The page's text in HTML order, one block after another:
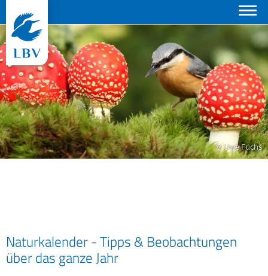
© Uwe Fuchs
Naturkalender - Tipps & Beobachtungen
über das ganze Jahr